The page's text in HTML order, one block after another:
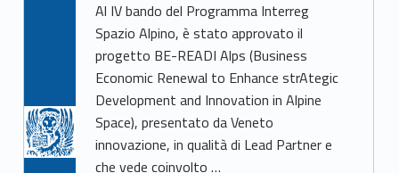
Al IV bando del Programma Interreg
Spazio Alpino, è stato approvato il
progetto BE-READI Alps (Business
Economic Renewal to Enhance strAtegic
Development and Innovation in Alpine
Space), presentato da Veneto
innovazione, in qualità di Lead Partner e
che vede coinvolto …